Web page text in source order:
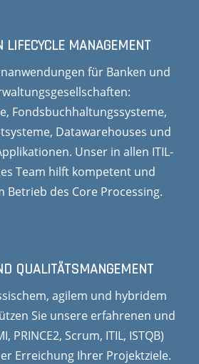
LIFECYCLE MANAGEMENT
für Banken und
Fondsbuchhaltungssysteme,
Datawarehouses und
Unser in allen ITIL-
Team hilft kompetent und
Betrieb des Core Processing.
QUALITÄTSMANGEMENT
agilem und hybridem
Sie unsere erfahrenen und
PRINCE2, Scrum, ITIL, ISTQB)
Erreichung Ihrer Projektziele.